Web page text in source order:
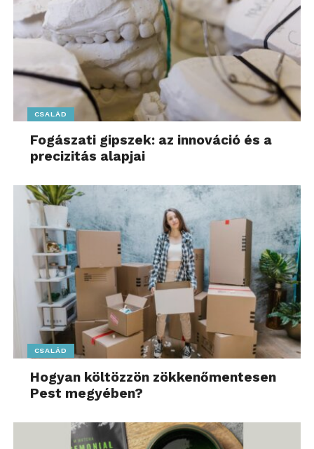
CSALÁD
Fogászati gipszek: az innováció és a
precizitás alapjai
CSALÁD
Hogyan költözzön zökkenőmentesen
Pest megyében?